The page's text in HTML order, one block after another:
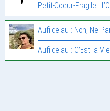
Petit-Coeur-Fragile :
Aufildelau : Non, Ne
Aufildelau : C’Est la Vie…